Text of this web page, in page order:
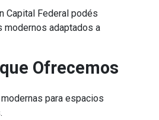
Capital Federal podés
modernos adaptados a
Ofrecemos
para espacios